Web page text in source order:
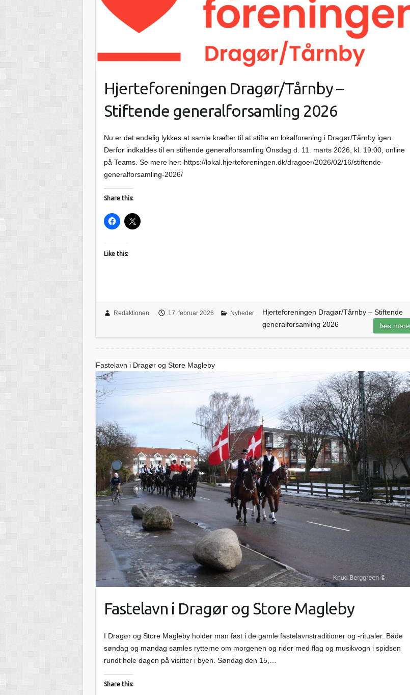
Hjerteforeningen Dragør/Tårnby –
Stiftende generalforsamling 2026
Nu er det endelig lykkes at samle kræfter til at stifte en lokalforening i Dragør/Tårnby igen.
Derfor indkaldes til en stiftende generalforsamling Onsdag d. 11. marts 2026, kl. 19:00, online
på Teams. Se mere her: https://lokal.hjerteforeningen.dk/dragoer/2026/02/16/stiftende-
generalforsamling-2026/
Share this:
Like this:
Redaktionen 17. februar 2026 Nyheder
Hjerteforeningen Dragør/Tårnby – Stiftende
generalforsamling 2026
læs mere
Fastelavn i Dragør og Store Magleby
Fastelavn i Dragør og Store Magleby
I Dragør og Store Magleby holder man fast i de gamle fastelavnstraditioner og -ritualer. Både
søndag og mandag samles rytterne om morgenen og rider med flag og musikvogn i spidsen
rundt hele dagen på visitter i byen. Søndag den 15,…
Share this: